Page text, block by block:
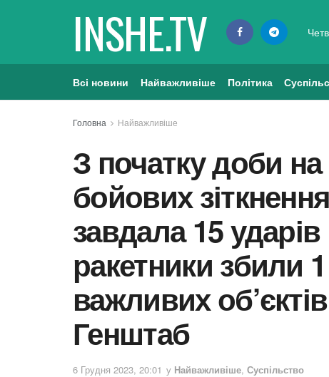
INSHE.TV
Всі новини Найважливіше Політика
Головна Найважливіше
З початку доби
бойових
завдала 15
ракетники збили
важливих
Генштаб
6 Грудня 2023, 20:01 у Найважливіше, Суспільство